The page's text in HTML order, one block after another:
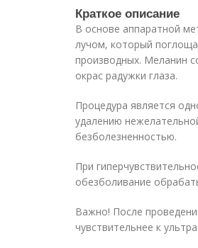
Краткое описание
В основе аппаратной
лучом, который
производных. Меланин
окрас радужки глаза.
Процедура является
удалению
безболезненностью.
При
обезболивание
Важно! После
чувствительнее к